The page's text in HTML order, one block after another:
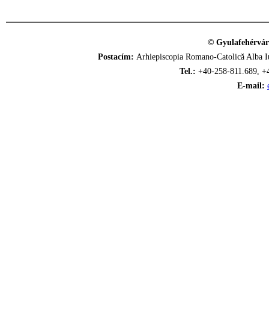
©
Postacím: Arhiepiscopia Romano-Catolică
Tel.: +40-258-811.689,
E-mail: